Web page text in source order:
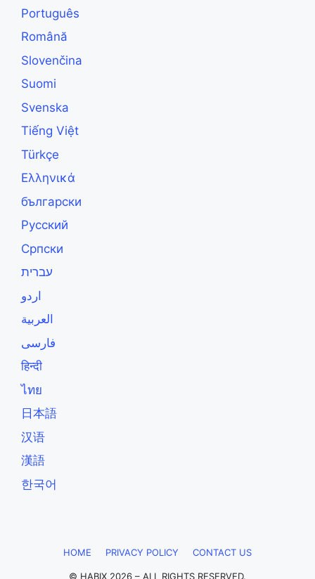
Português
Română
Slovenčina
Suomi
Svenska
Tiếng Việt
Türkçe
Ελληνικά
български
Русский
Српски
עברית
اردو
العربية
فارسی
हिन्दी
ไทย
日本語
汉语
漢語
한국어
HOME PRIVACY POLICY CONTACT US
© HABIX 2026 – ALL RIGHTS RESERVED.